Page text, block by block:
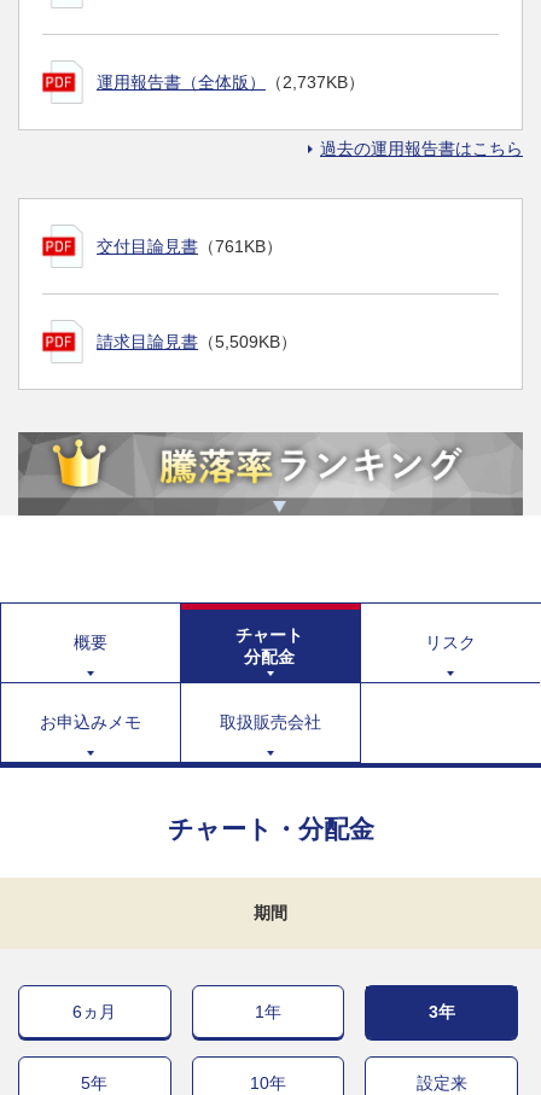
運用報告書（全体版） （2,737KB）
過去の運用報告書はこちら
交付目論見書 （761KB）
請求目論見書 （5,509KB）
概要
チャート
分配金
リスク
お申込みメモ 取扱販売会社
チャート・分配金
期間
6ヵ月 1年 3年
5年 10年 設定来